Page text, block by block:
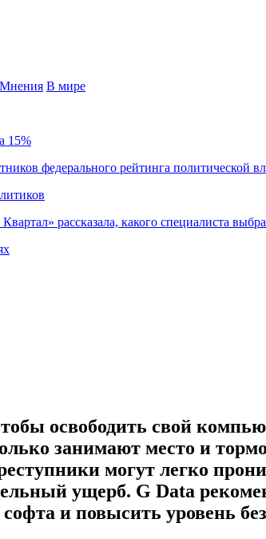
Мнения В мире
15%
федерального рейтинга политической
рассказала, какого специалиста
освободить свой
занимают место и
могут легко
ущерб. G Data
и повысить уровень